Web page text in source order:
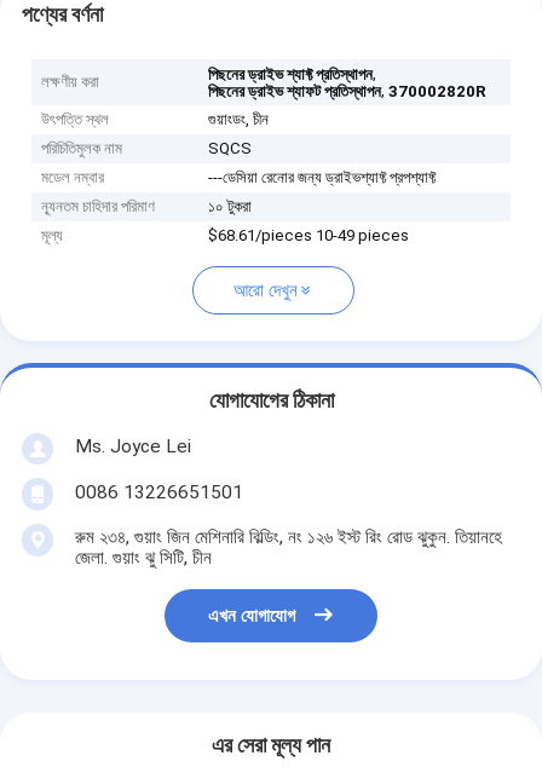
পণ্যের বর্ণনা
লক্ষণীয় করা পিছনের ড্রাইভ শ্যাফ্ট প্রতিস্থাপন,
পিছনের ড্রাইভ শ্যাফট প্রতিস্থাপন,370002820R
উৎপত্তি স্থল
গুয়াংডং, চীন
পরিচিতিমুলক নাম
SQCS
মডেল নম্বার
---ডেসিয়া রেনোর জন্য ড্রাইভশ্যাফ্ট প্রপশ্যাফ্ট
ন্যূনতম চাহিদার পরিমাণ
১০ টুকরা
মূল্য
$68.61/pieces 10-49 pieces
আরো দেখুন
যোগাযোগের ঠিকানা
Ms. Joyce Lei
0086 13226651501
রুম ২৩৪, গুয়াং জিন মেশিনারি বিল্ডিং, নং ১২৬ ইস্ট রিং রোড ঝুকুন. তিয়ানহে
জেলা. গুয়াং ঝু সিটি, চীন
এখন যোগাযোগ
এর সেরা মূল্য পান